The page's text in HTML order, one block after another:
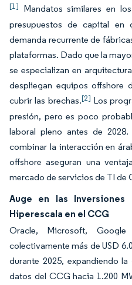
[1] Mandatos similares en
presupuestos de capital en
demanda recurrente de
plataformas. Dado que la
se especializan en
despliegan equipos offshore
cubrir las brechas.[2] Los
presión, pero es poco
laboral pleno antes de
combinar la interacción en
offshore aseguran una
mercado de servicios de TI de
Auge en las
Hiperescala en el CCG
Oracle, Microsoft,
colectivamente más de USD
durante 2025, expandiendo
datos del CCG hacia 1.200